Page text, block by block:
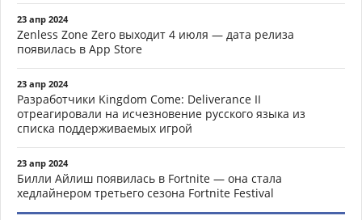
23 апр 2024
Zenless Zone Zero выходит 4 июля — дата релиза
появилась в App Store
23 апр 2024
Разработчики Kingdom Come: Deliverance II
отреагировали на исчезновение русского языка из
списка поддерживаемых игрой
23 апр 2024
Билли Айлиш появилась в Fortnite — она стала
хедлайнером третьего сезона Fortnite Festival